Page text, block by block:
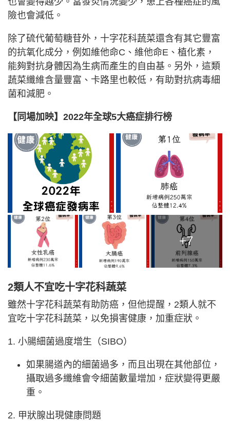
險也會減低。
除了硫代葡萄糖苷外，十字花科蔬菜還含有其它豐富
的抗氧化成分，例如維他命C、維他命E、植化素，
能夠對抗身體因為生病而產生的自由基。另外，這類
蔬菜纖維含量豐富、卡路里也較低，有助對抗病毒細
菌和減肥。
【同場加映】2022年全球5大癌症排行榜
+7
2類人不宜吃十字花科蔬菜
雖然十字花科蔬菜有助防癌，但他提醒，2類人就不
宜吃十字花科蔬菜，以免損害健康，加重症狀。
1. 小腸細菌過度增生（SIBO）
如果腸道內的細菌過多，而且出現在其他部位，
攝取過多纖維會令細菌數量增加，症狀變得更嚴
重。
2. 甲狀腺出現健康問題